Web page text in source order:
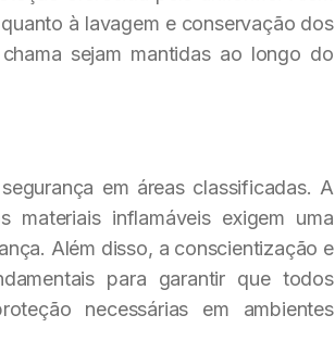
à lavagem e conservação dos
sejam mantidas ao longo do
em áreas classificadas. A
inflamáveis exigem uma
Além disso, a conscientização e
para garantir que todos
necessárias em ambientes